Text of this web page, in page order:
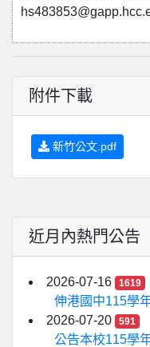
附件下載
新竹公文.pdf
近月內熱門公告
2026-07-16 1619
伸港國中115學
2026-07-20
591
公告本校115學